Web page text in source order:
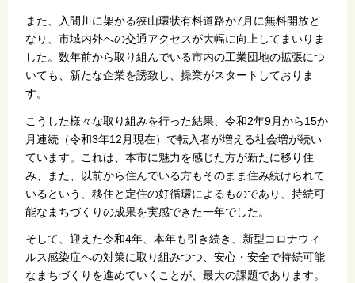
また、入間川に架かる狭山環状有料道路が7月に無料開放と
なり、市域内外への交通アクセスが大幅に向上してまいりま
した。数年前から取り組んでいる市内の工業団地の拡張につ
いても、新たな企業を誘致し、操業がスタートしておりま
す。
こうした様々な取り組みを行った結果、令和2年9月から15か
月連続（令和3年12月現在）で転入者が増える社会増が続い
ています。これは、本市に魅力を感じた方が新たに移り住
み、また、以前から住んでいる方もそのまま住み続けられて
いるという、移住と定住の好循環によるものであり、持続可
能なまちづくりの成果を実感できた一年でした。
そして、迎えた令和4年、本年も引き続き、新型コロナウィ
ルス感染症への対策に取り組みつつ、安心・安全で持続可能
なまちづくりを進めていくことが、最大の課題であります。